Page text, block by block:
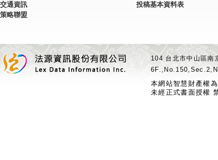
交通資訊
策略聯盟
投稿基本資料表
104 台北市中山區
本網站智慧財產權
未經正式書面授權